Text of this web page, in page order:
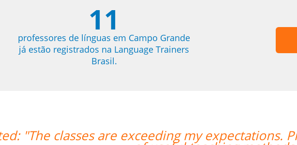
11
professores de línguas em Campo Grande
já estão registrados na Language Trainers
Brasil.
expectations. Prof Enrico is excellent and has a